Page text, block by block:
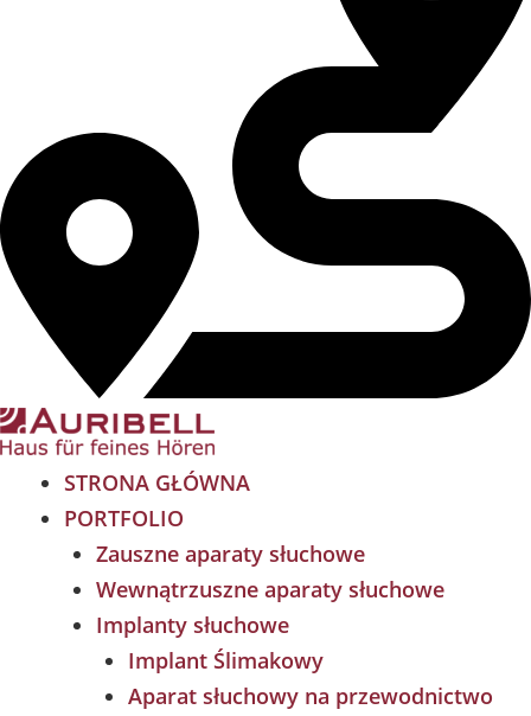
STRONA GŁÓWNA
PORTFOLIO
Zauszne aparaty słuchowe
Wewnątrzuszne aparaty słuchowe
Implanty słuchowe
Implant Ślimakowy
Aparat słuchowy na przewodnictwo